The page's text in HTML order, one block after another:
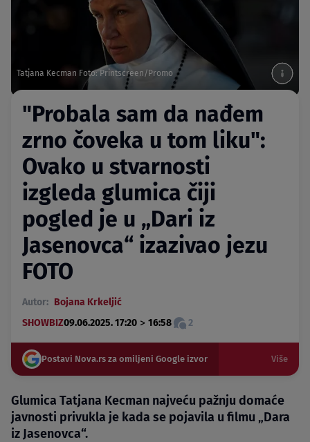
Tatjana Kecman Foto: Printscreen/Promo
"Probala sam da nađem
zrno čoveka u tom liku":
Ovako u stvarnosti
izgleda glumica čiji
pogled je u „Dari iz
Jasenovca“ izazivao jezu
FOTO
Autor: Bojana Krkeljić
SHOWBIZ09.06.2025. 17:20 > 16:58 2
Postavi Nova.rs za omiljeni Google izvor Više
Glumica Tatjana Kecman najveću pažnju domaće
javnosti privukla je kada se pojavila u filmu „Dara
iz Jasenovca“.